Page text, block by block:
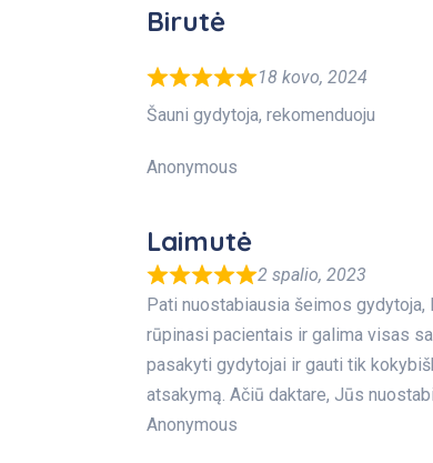
Birutė
18 kovo, 2024
Šauni gydytoja, rekomenduoju
Anonymous
Laimutė
2 spalio, 2023
Pati nuostabiausia šeimos gydytoja,
rūpinasi pacientais ir galima visas
pasakyti gydytojai ir gauti tik
atsakymą. Ačiū daktare, Jūs
Anonymous